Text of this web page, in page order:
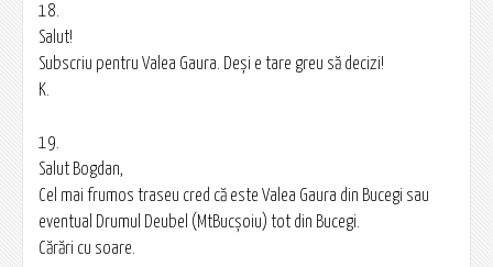
18.
Salut!
Subscriu pentru Valea Gaura. Deşi e tare greu să decizi!
K.
19.
Salut Bogdan,
Cel mai frumos traseu cred că este Valea Gaura din Bucegi sau
eventual Drumul Deubel (MtBucșoiu) tot din Bucegi.
Cărări cu soare.